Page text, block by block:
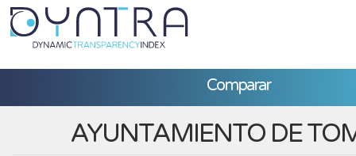
Comparar
AYUNTAMIENTO DE